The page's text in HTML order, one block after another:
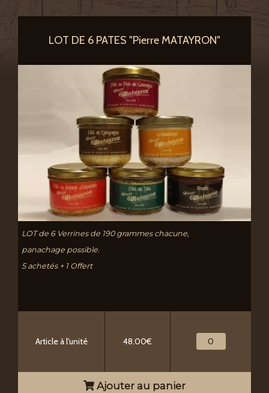
LOT DE 6 PATES "Pierre MATAYRON"
LOT de 6 Verrines de 190 grammes chacune,
panachage possible.
5 achetés + 1 Offert
Article à l'unité 48.00€
Ajouter au panier